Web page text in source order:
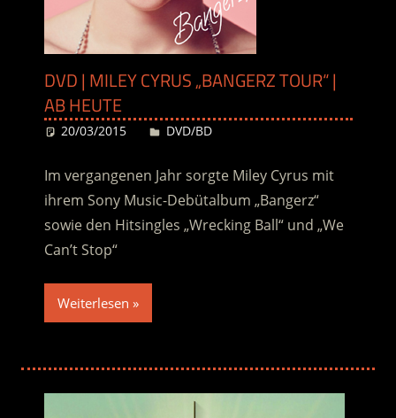
DVD | MILEY CYRUS „BANGERZ TOUR“ |
AB HEUTE
20/03/2015 Desiree
DVD/BD
Im vergangenen Jahr sorgte Miley Cyrus mit
ihrem Sony Music-Debütalbum „Bangerz“
sowie den Hitsingles „Wrecking Ball“ und „We
Can’t Stop“
Weiterlesen